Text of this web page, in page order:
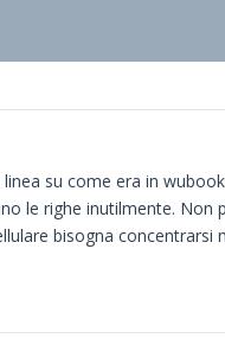
su come era in
le righe inutilmente.
bisogna